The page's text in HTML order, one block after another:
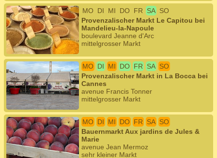
MO DI MI DO FR SA SO
Provenzalischer Markt Le Capitou bei
Mandelieu-la-Napoule
boulevard Jeanne d'Arc
mittelgrosser Markt
MO DI MI DO FR SA SO
Provenzalischer Markt in La Bocca bei
Cannes
avenue Francis Tonner
mittelgrosser Markt
MO DI MI DO FR SA SO
Bauernmarkt Aux jardins de Jules &
Marie
avenue Jean Mermoz
sehr kleiner Markt